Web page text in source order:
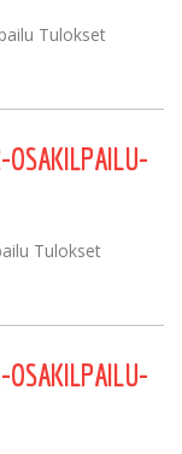
Tulokset
OSAKILPAILU-
Tulokset
OSAKILPAILU-